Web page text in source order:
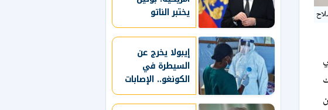
يختبر الناتو
بالهجوم على دولة
بالحلف
إيبولا يخرج عن
السيطرة في
الكونغو.. الإصابات
تتجاوز 4 آلاف حالة